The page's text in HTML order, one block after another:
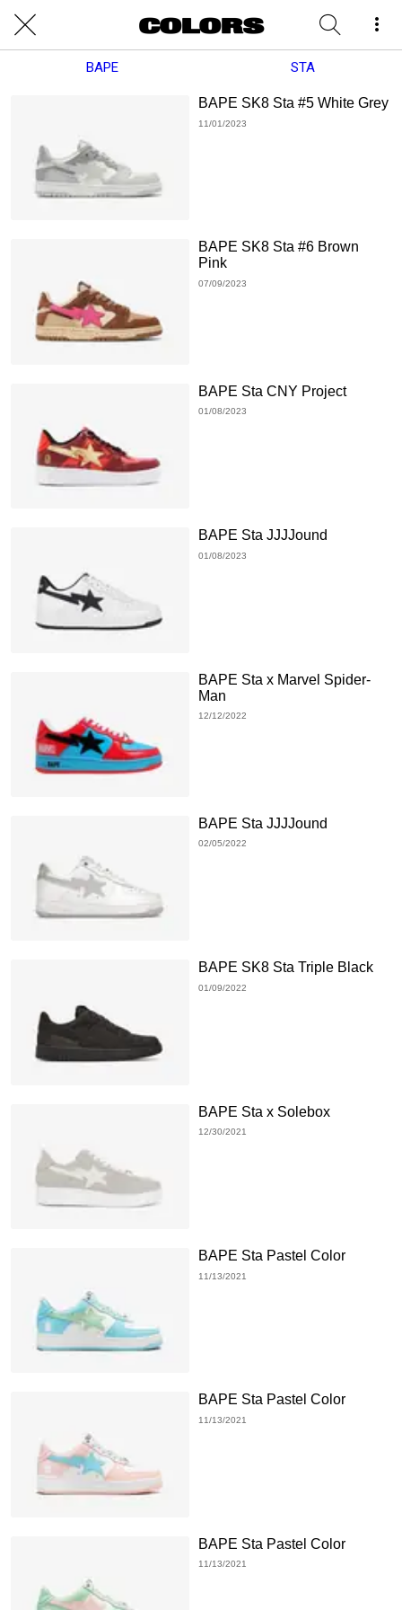
BAPE STA
BAPE SK8 Sta #5 White Grey
11/01/2023
BAPE SK8 Sta #6 Brown
Pink
07/09/2023
BAPE Sta CNY Project
01/08/2023
BAPE Sta JJJJound
01/08/2023
BAPE Sta x Marvel Spider-
Man
12/12/2022
BAPE Sta JJJJound
02/05/2022
BAPE SK8 Sta Triple Black
01/09/2022
BAPE Sta x Solebox
12/30/2021
BAPE Sta Pastel Color
11/13/2021
BAPE Sta Pastel Color
11/13/2021
BAPE Sta Pastel Color
11/13/2021